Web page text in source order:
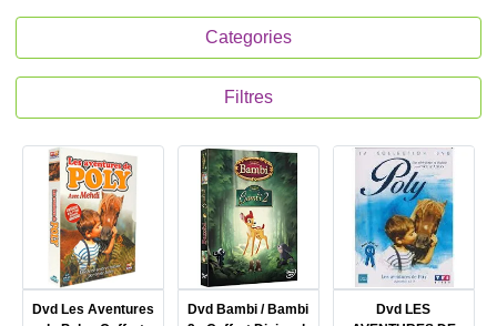
Categories
Filtres
Dvd Les Aventures
Dvd Bambi / Bambi
Dvd LES